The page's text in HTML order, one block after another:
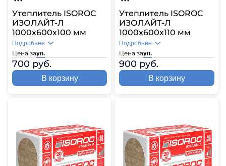
Утеплитель ISOROC
ИЗОЛАЙТ-Л
1000х600х100 мм
Цена зауп.
700 руб.
Подробнее
В корзину
Утеплитель ISOROC
ИЗОЛАЙТ-Л
1000х600х110 мм
Цена зауп.
900 руб.
Подробнее
В корзину